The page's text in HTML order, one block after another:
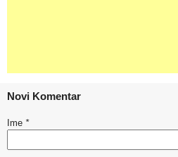
Novi Komentar
Ime *